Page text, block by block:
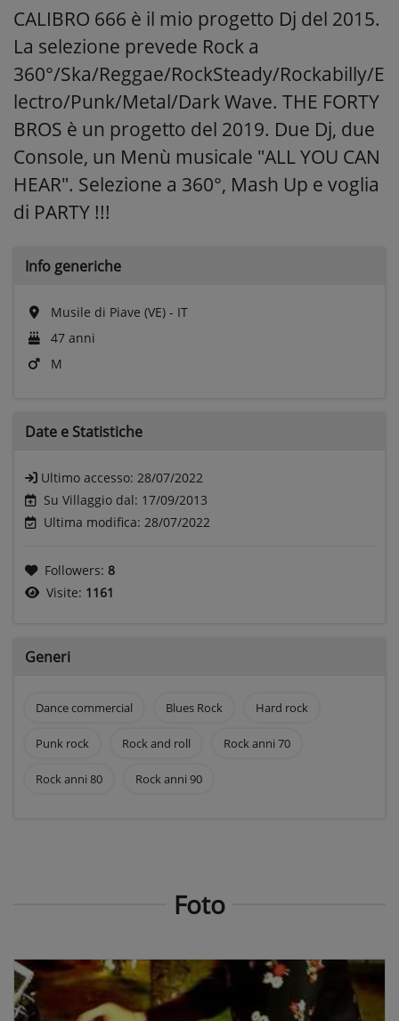
CALIBRO 666 è il mio progetto Dj del 2015.
La selezione prevede Rock a
360°/Ska/Reggae/RockSteady/Rockabilly/E
lectro/Punk/Metal/Dark Wave. THE FORTY
BROS è un progetto del 2019. Due Dj, due
Console, un Menù musicale "ALL YOU CAN
HEAR". Selezione a 360°, Mash Up e voglia
di PARTY !!!
Info generiche
Musile di Piave (VE) - IT
47 anni
M
Date e Statistiche
Ultimo accesso: 28/07/2022
Su Villaggio dal: 17/09/2013
Ultima modifica: 28/07/2022
Followers: 8
Visite: 1161
Generi
Dance commercial Blues Rock Hard rock
Punk rock Rock and roll Rock anni 70
Rock anni 80 Rock anni 90
Foto